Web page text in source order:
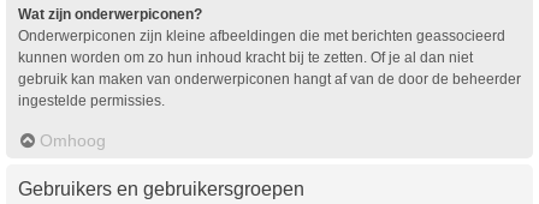
Wat zijn onderwerpiconen?
Onderwerpiconen zijn kleine afbeeldingen die met berichten geassocieerd
kunnen worden om zo hun inhoud kracht bij te zetten. Of je al dan niet
gebruik kan maken van onderwerpiconen hangt af van de door de beheerder
ingestelde permissies.
Omhoog
Gebruikers en gebruikersgroepen